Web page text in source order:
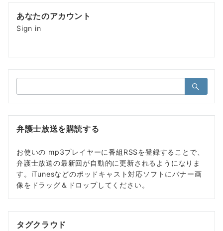
あなたのアカウント
Sign in
索：
弁護士放送を購読する
お使いの mp3プレイヤーに番組RSSを登録することで、
弁護士放送の最新回が自動的に更新されるようになりま
す。iTunesなどのポッドキャスト対応ソフトにバナー画
像をドラッグ＆ドロップしてください。
タグクラウド